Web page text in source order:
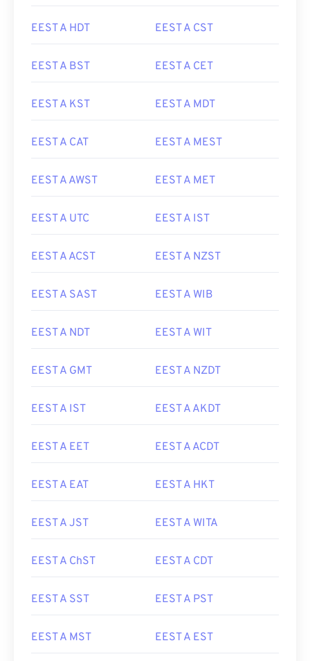
EEST A HDT EEST A CST
EEST A BST EEST A CET
EEST A KST EEST A MDT
EEST A CAT EEST A MEST
EEST A AWST EEST A MET
EEST A UTC EEST A IST
EEST A ACST EEST A NZST
EEST A SAST EEST A WIB
EEST A NDT EEST A WIT
EEST A GMT EEST A NZDT
EEST A IST EEST A AKDT
EEST A EET EEST A ACDT
EEST A EAT EEST A HKT
EEST A JST EEST A WITA
EEST A ChST EEST A CDT
EEST A SST EEST A PST
EEST A MST EEST A EST